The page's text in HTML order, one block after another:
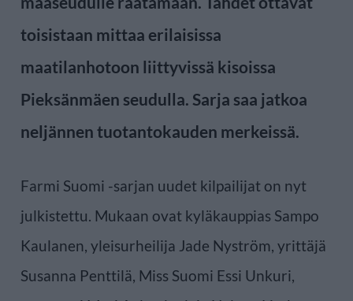
toisistaan mittaa erilaisissa
maatilanhotoon liittyvissä kisoissa
Pieksänmäen seudulla. Sarja saa jatkoa
neljännen tuotantokauden merkeissä.
Farmi Suomi -sarjan uudet kilpailijat on nyt
julkistettu. Mukaan ovat kyläkauppias Sampo
Kaulanen, yleisurheilija Jade Nyström, yrittäjä
Susanna Penttilä, Miss Suomi Essi Unkuri,